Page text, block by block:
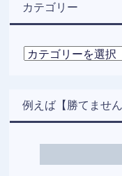
カテゴリー
カ
ー
例えば【勝てませ